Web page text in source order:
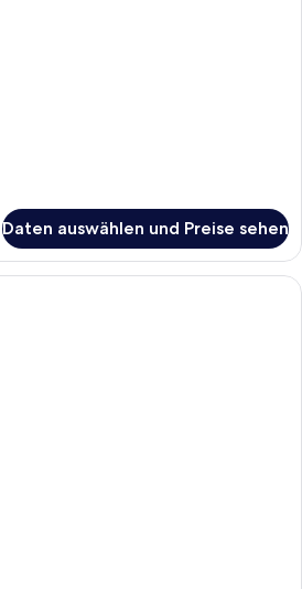
Daten auswählen und Preise sehen